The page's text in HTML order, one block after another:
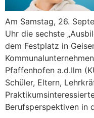
Am Samstag, 26.
Uhr die sechste
dem Festplatz in
Pfaffenhofen a.d.Ilm
Schüler, Eltern,
Berufsperspektiven in